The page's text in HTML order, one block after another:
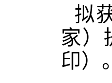
拟
家）
印）。